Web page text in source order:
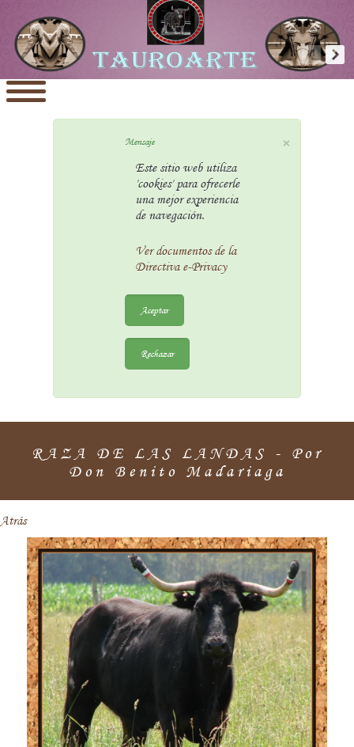
×
Mensaje
Este sitio web utiliza
'cookies' para ofrecerle
una mejor experiencia
de navegación.
Ver documentos de la
Directiva e-Privacy
Aceptar
Rechazar
RAZA DE LAS LANDAS - Por
Don Benito Madariaga
Atrás